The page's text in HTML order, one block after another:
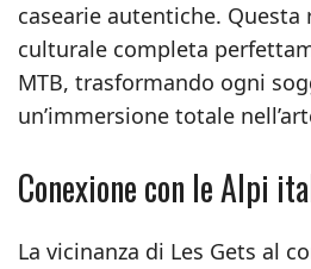
casearie autentiche. Questa
culturale completa
MTB, trasformando ogni
un’immersione totale
Conexione con le Alpi
La vicinanza di Les Gets al